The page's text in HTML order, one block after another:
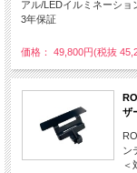
アル/LEDイルミネーシ
3年保証
価格： 49,800円(税抜
ザ
ン
＜